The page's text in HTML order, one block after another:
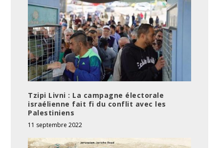
Tzipi Livni : La campagne électorale
israélienne fait fi du conflit avec les
Palestiniens
11 septembre 2022